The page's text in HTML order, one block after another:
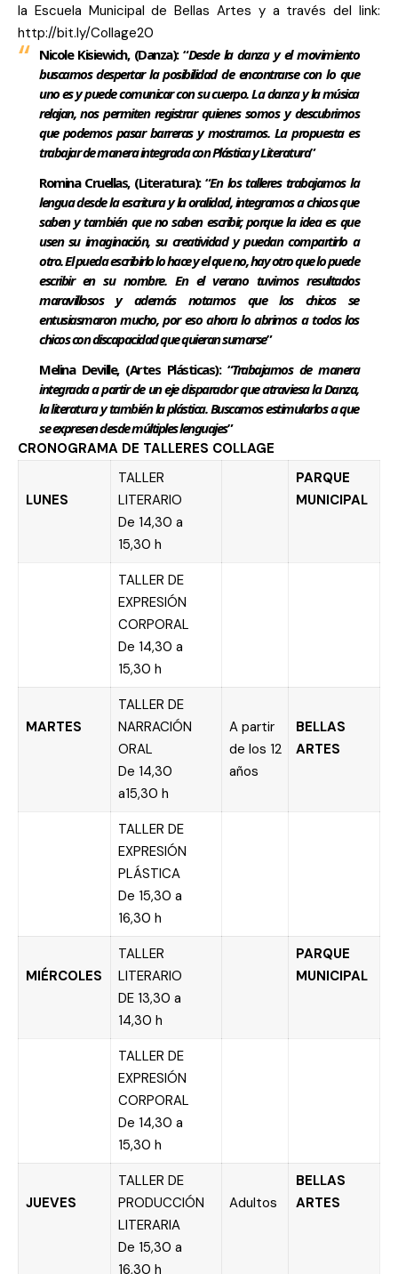
la Escuela Municipal de Bellas Artes y a través del link:
http://bit.ly/Collage20
Nicole Kisiewich, (Danza): “Desde la danza y el movimiento
buscamos despertar la posibilidad de encontrarse con lo que
uno es y puede comunicar con su cuerpo. La danza y la música
relajan, nos permiten registrar quienes somos y descubrimos
que podemos pasar barreras y mostrarnos. La propuesta es
trabajar de manera integrada con Plástica y Literatura”
Romina Cruellas, (Literatura): “En los talleres trabajamos la
lengua desde la escritura y la oralidad, integramos a chicos que
saben y también que no saben escribir, porque la idea es que
usen su imaginación, su creatividad y puedan compartirlo a
otro. El pueda escribirlo lo hace y el que no, hay otro que lo puede
escribir en su nombre. En el verano tuvimos resultados
maravillosos y además notamos que los chicos se
entusiasmaron mucho, por eso ahora lo abrimos a todos los
chicos con discapacidad que quieran sumarse”
Melina Deville, (Artes Plásticas): “Trabajamos de manera
integrada a partir de un eje disparador que atraviesa la Danza,
la literatura y también la plástica. Buscamos estimularlos a que
se expresen desde múltiples lenguajes”
CRONOGRAMA DE TALLERES COLLAGE
LUNES
TALLER
LITERARIO
De 14,30 a
15,30 h
PARQUE
MUNICIPAL
TALLER DE
EXPRESIÓN
CORPORAL
De 14,30 a
15,30 h
MARTES
TALLER DE
NARRACIÓN
ORAL
De 14,30
a15,30 h
A partir
de los 12
años
BELLAS
ARTES
TALLER DE
EXPRESIÓN
PLÁSTICA
De 15,30 a
16,30 h
MIÉRCOLES
TALLER
LITERARIO
DE 13,30 a
14,30 h
PARQUE
MUNICIPAL
TALLER DE
EXPRESIÓN
CORPORAL
De 14,30 a
15,30 h
JUEVES
TALLER DE
PRODUCCIÓN
LITERARIA
De 15,30 a
16,30 h
Adultos
BELLAS
ARTES